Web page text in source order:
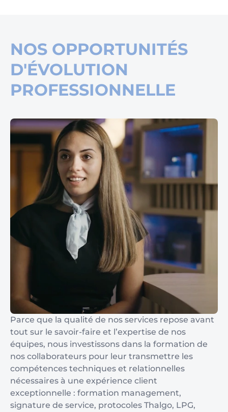
NOS OPPORTUNITÉS
D'ÉVOLUTION
PROFESSIONNELLE
Parce que la qualité de nos services repose avant
tout sur le savoir-faire et l’expertise de nos
équipes, nous investissons dans la formation de
nos collaborateurs pour leur transmettre les
compétences techniques et relationnelles
nécessaires à une expérience client
exceptionnelle : formation management,
signature de service, protocoles Thalgo, LPG,